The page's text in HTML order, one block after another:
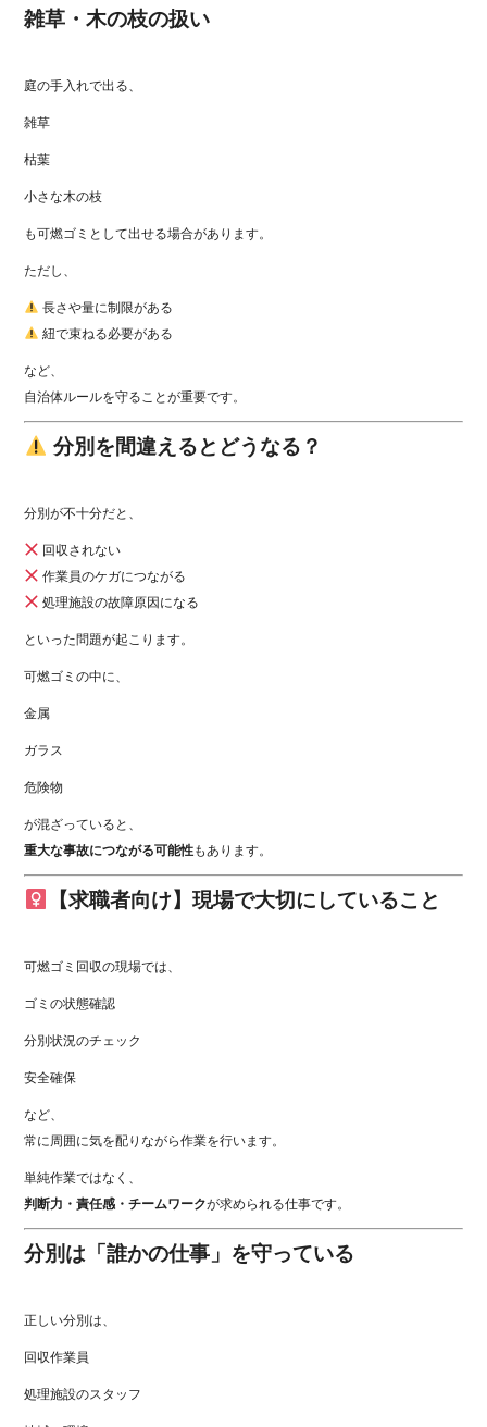
雑草・木の枝の扱い
庭の手入れで出る、
雑草
枯葉
小さな木の枝
も可燃ゴミとして出せる場合があります。
ただし、
長さや量に制限がある
紐で束ねる必要がある
など、
自治体ルールを守ることが重要です。
分別を間違えるとどうなる？
分別が不十分だと、
回収されない
作業員のケガにつながる
処理施設の故障原因になる
といった問題が起こります。
可燃ゴミの中に、
金属
ガラス
危険物
が混ざっていると、
重大な事故につながる可能性もあります。
【求職者向け】現場で大切にしていること
可燃ゴミ回収の現場では、
ゴミの状態確認
分別状況のチェック
安全確保
など、
常に周囲に気を配りながら作業を行います。
単純作業ではなく、
判断力・責任感・チームワークが求められる仕事です。
分別は「誰かの仕事」を守っている
正しい分別は、
回収作業員
処理施設のスタッフ